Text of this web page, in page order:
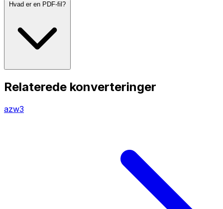
Hvad er en PDF-fil?
Relaterede konverteringer
azw3